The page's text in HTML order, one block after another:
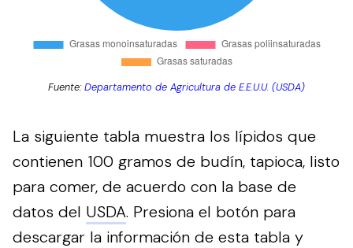
Fuente:Departamento de Agricultura de E.E.U.U. (USDA)
La siguiente tabla muestra los lípidos que
contienen 100 gramos de budín, tapioca, listo
para comer, de acuerdo con la base de
datos del USDA. Presiona el botón para
descargar la información de esta tabla y